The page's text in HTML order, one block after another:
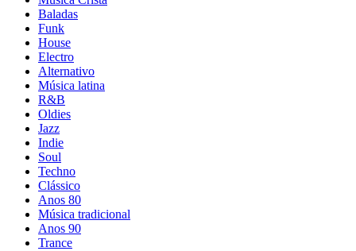
Baladas
Funk
House
Electro
Alternativo
Música latina
R&B
Oldies
Jazz
Indie
Soul
Techno
Clássico
Anos 80
Música tradicional
Anos 90
Trance